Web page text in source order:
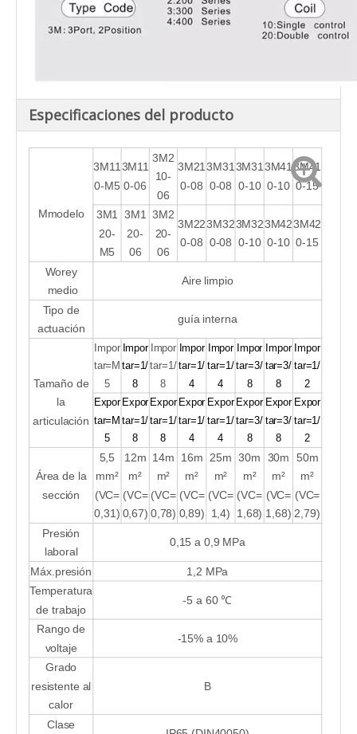
Especificaciones del producto
Mmodelo
3M11
0-M5
3M11
0-06
3M2
10-
06
3M21
0-08
3M31
0-08
3M31
0-10
3M41
0-10
3M41
0-15
3M1
20-
M5
3M1
20-
06
3M2
20-
06
3M22
0-08
3M32
0-08
3M32
0-10
3M42
0-10
3M42
0-15
Worey
medio
Aire limpio
Tipo de
actuación
guía interna
Tamaño de
la
articulación
Impor
tar=M
5
Impor
tar=1/
8
Impor
tar=1/
8
Impor
tar=1/
4
Impor
tar=1/
4
Impor
tar=3/
8
Impor
tar=3/
8
Impor
tar=1/
2
Expor
tar=M
5
Expor
tar=1/
8
Expor
tar=1/
8
Expor
tar=1/
4
Expor
tar=1/
4
Expor
tar=3/
8
Expor
tar=3/
8
Expor
tar=1/
2
Área de la
sección
5,5
mm²
(VC=
0,31)
12m
m²
(VC=
0,67)
14m
m²
(VC=
0,78)
16m
m²
(VC=
0,89)
25m
m²
(VC=
1,4)
30m
m²
(VC=
1,68)
30m
m²
(VC=
1,68)
50m
m²
(VC=
2,79)
Presión
laboral
0,15 a 0,9 MPa
Máx.presión
1,2 MPa
Temperatura
de trabajo
-5 a 60 ℃
Rango de
voltaje
-15% a 10%
Grado
resistente al
calor
B
Clase